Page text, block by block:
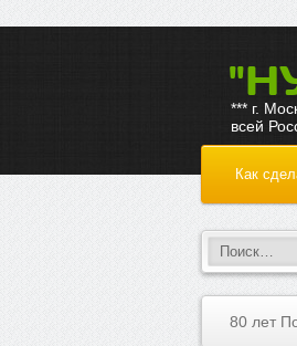
*** г.
всей
Как
80 лет